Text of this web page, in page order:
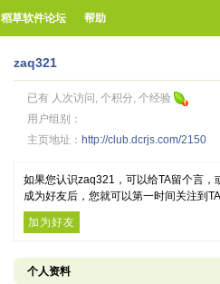
稻草软件论坛 帮助
zaq321
已有 人次访问, 个积分, 个经验
用户组别：
主页地址： http://club.dcrjs.com/2150
如果您认识zaq321，可以给TA留个言
成为好友后，您就可以第一时间关注到
加为好友
个人资料